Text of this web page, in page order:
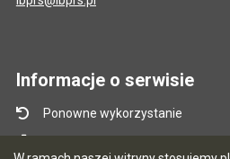
Informacje o serwisie
Ponowne wykorzystanie